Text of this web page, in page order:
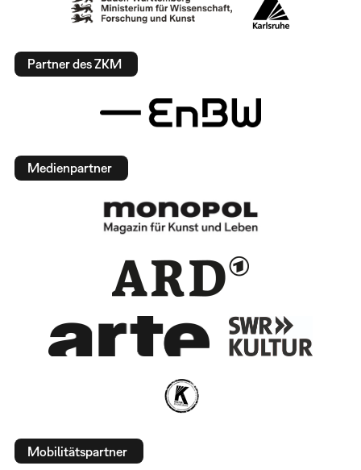
Partner des ZKM
Medienpartner
Mobilitätspartner